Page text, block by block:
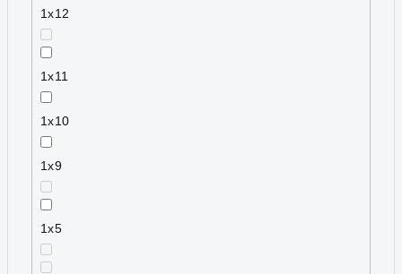
1x12
1x11
1x10
1x9
1x5